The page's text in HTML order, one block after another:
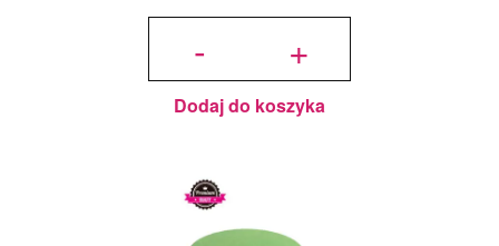
-
ilość
okrągły
Niebieski
Ø 25 cm,
h 1,2 cm
Decora
+
Dodaj do koszyka